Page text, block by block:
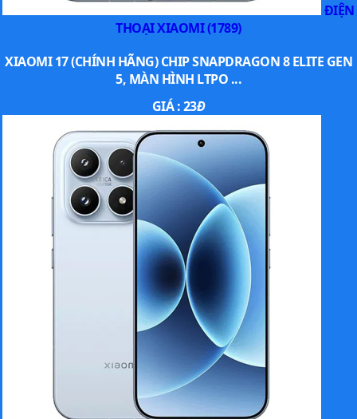
ĐIỆN
THOẠI XIAOMI (1789)
XIAOMI 17 (CHÍNH HÃNG) CHIP SNAPDRAGON 8 ELITE GEN
5, MÀN HÌNH LTPO ...
GIÁ :23Đ